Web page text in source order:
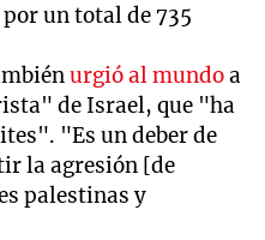
un total de 735
urgió al mundoa
de Israel, que "ha
"Es un deber de
la agresión [de
palestinas y